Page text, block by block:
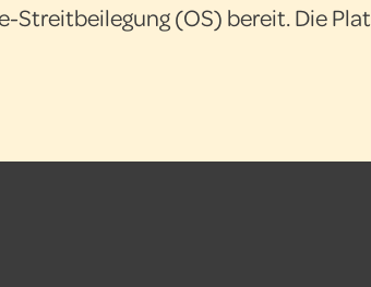
(OS) bereit. Die